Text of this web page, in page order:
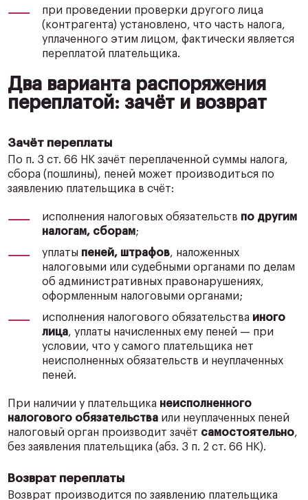
при проведении проверки другого лица
(контрагента) установлено, что часть налога,
уплаченного этим лицом, фактически является
переплатой плательщика.
Два варианта распоряжения
переплатой: зачёт и возврат
Зачёт переплаты
По п. 3 ст. 66 НК зачёт переплаченной суммы налога,
сбора (пошлины), пеней может производиться по
заявлению плательщика в счёт:
исполнения налоговых обязательств по другим
налогам, сборам;
уплаты пеней, штрафов, наложенных
налоговыми или судебными органами по делам
об административных правонарушениях,
оформленным налоговыми органами;
исполнения налогового обязательства иного
лица, уплаты начисленных ему пеней — при
условии, что у самого плательщика нет
неисполненных обязательств и неуплаченных
пеней.
При наличии у плательщика неисполненного
налогового обязательства или неуплаченных пеней
налоговый орган производит зачёт самостоятельно,
без заявления плательщика (абз. 3 п. 2 ст. 66 НК).
Возврат переплаты
Возврат производится по заявлению плательщика